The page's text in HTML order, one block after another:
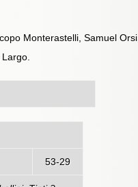
Monterastelli, Samuel Orsi,
53-29